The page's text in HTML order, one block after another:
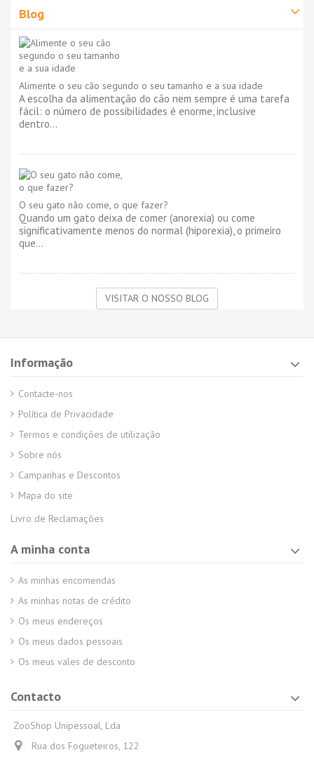
Blog
Alimente o seu cão segundo o seu tamanho e a sua idade
A escolha da alimentação do cão nem sempre é uma tarefa
fácil: o número de possibilidades é enorme, inclusive
dentro...
O seu gato não come, o que fazer?
Quando um gato deixa de comer (anorexia) ou come
significativamente menos do normal (hiporexia), o primeiro
que...
VISITAR O NOSSO BLOG
Informação
Contacte-nos
Política de Privacidade
Termos e condições de utilização
Sobre nós
Campanhas e Descontos
Mapa do site
Livro de Reclamações
A minha conta
As minhas encomendas
As minhas notas de crédito
Os meus endereços
Os meus dados pessoais
Os meus vales de desconto
Contacto
ZooShop Unipessoal, Lda
Rua dos Fogueteiros, 122